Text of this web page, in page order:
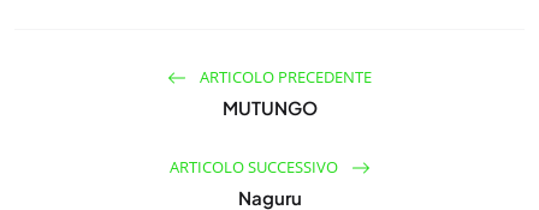
ARTICOLO PRECEDENTE
MUTUNGO
ARTICOLO SUCCESSIVO
Naguru